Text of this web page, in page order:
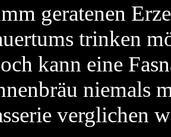
geratenen
trinken
kann eine
niemals
verglichen